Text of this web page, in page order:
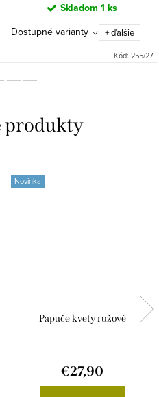
Skladom 1 ks
Dostupné varianty + ďalšie
Kód: 255/27
Novinka
Papuče kvety ružové
€27,90